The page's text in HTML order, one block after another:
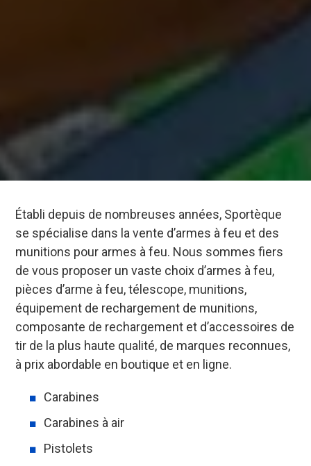
Établi depuis de nombreuses années, Sportèque
se spécialise dans la vente d’armes à feu et des
munitions pour armes à feu. Nous sommes fiers
de vous proposer un vaste choix d’armes à feu,
pièces d’arme à feu, télescope, munitions,
équipement de rechargement de munitions,
composante de rechargement et d’accessoires de
tir de la plus haute qualité, de marques reconnues,
à prix abordable en boutique et en ligne.
Carabines
Carabines à air
Pistolets